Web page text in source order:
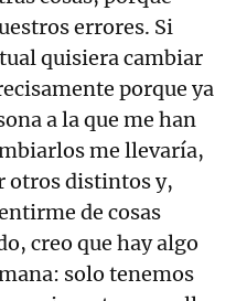
errores. Si
quisiera cambiar
porque ya
a la que me han
me llevaría,
otros distintos y,
de cosas
creo que hay algo
solo tenemos